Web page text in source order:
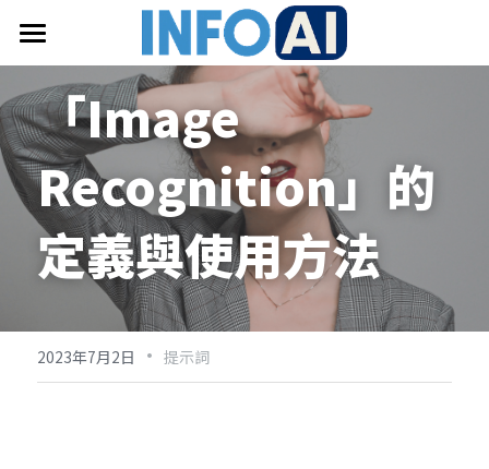
首頁
關於InfoAI
訂閱電子報
最新文章
搜索
email聯絡
「Image
Recognition」的
定義與使用方法
2023年7月2日 · 提示詞